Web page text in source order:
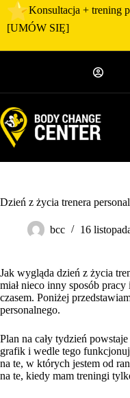
Przejdź
treści
Konsultacja + trening
[UMÓW SIĘ]
Dzień z życia trenera
bcc 16
Jak wygląda dzień z życia
miał nieco inny sposób
czasem. Poniżej
personalnego.
Plan na cały tydzień
grafik i wedle tego
na te, w których jestem od
na te, kiedy mam treningi